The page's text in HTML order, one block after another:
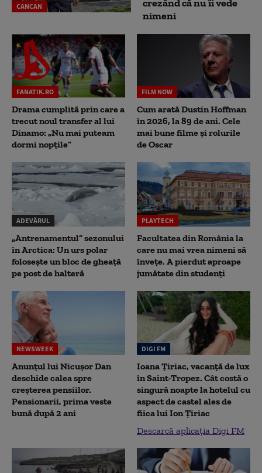
CANCAN
crezând că nu îi vede
nimeni
FANATIK.RO
Drama cumplită prin care a
trecut noul transfer al lui
Dinamo: „Nu mai puteam
dormi nopțile”
FILM NOW
Cum arată Dustin Hoffman
în 2026, la 89 de ani. Cele
mai bune filme și rolurile
de Oscar
ADEVĂRUL
„Antrenamentul” sezonului
în Arctica: Un urs polar
folosește un bloc de gheață
pe post de halteră
PLAYTECH
Facultatea din România la
care nu mai vrea nimeni să
înveţe. A pierdut aproape
jumătate din studenţi
NEWSWEEK
Anunțul lui Nicușor Dan
deschide calea spre
creșterea pensiilor.
Pensionarii, prima veste
bună după 2 ani
DIGI FM
Ioana Țiriac, vacanță de lux
în Saint-Tropez. Cât costă o
singură noapte la hotelul cu
aspect de castel ales de
fiica lui Ion Țiriac
Descarcă aplicația Digi FM